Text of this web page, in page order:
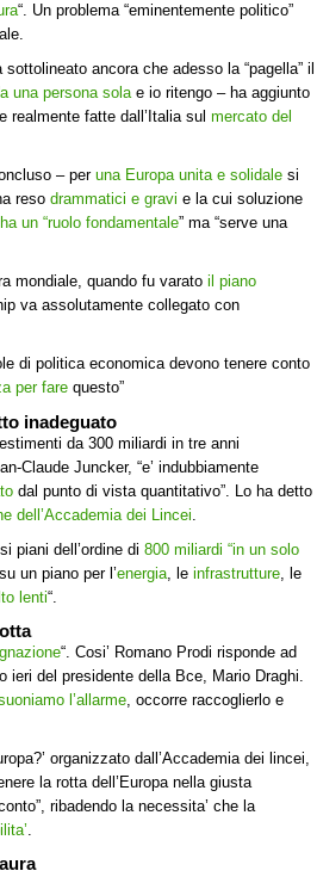
“. Un problema “eminentemente politico”
ancora che adesso la “pagella” il
una persona solae io ritengo – ha aggiunto
realmente fatte dall’Italia sul mercato del
– per una Europa unita e solidale si
reso drammatici e gravi e la cui soluzione
un “ruolo fondamentale” ma “serve una
mondiale, quando fu varato il piano
va assolutamente collegato con
di politica economica devono tenere conto
per fare questo”
inadeguato
da 300 miliardi in tre anni
Claude Juncker, “e’ indubbiamente
dal punto di vista quantitativo”. Lo ha detto
dell’Accademia dei Lincei
piani dell’ordine di 800 miliardi “in un solo
un piano per l’energia , le infrastrutture , le
lenti“.
“. Cosi’ Romano Prodi risponde ad
ieri del presidente della Bce, Mario Draghi.
l’allarme , occorre raccoglierlo e
organizzato dall’Accademia dei lincei,
la rotta dell’Europa nella giusta
ribadendo la necessita’ che la